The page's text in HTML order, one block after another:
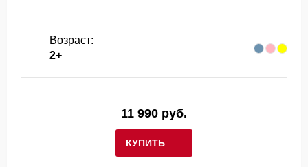
Возраст:
2+
КУПИТЬ
11 990 руб.